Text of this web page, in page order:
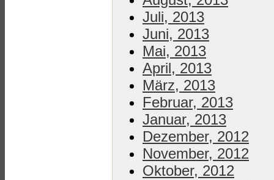
Juli, 2013
Juni, 2013
Mai, 2013
April, 2013
März, 2013
Februar, 2013
Januar, 2013
Dezember, 2012
November, 2012
Oktober, 2012